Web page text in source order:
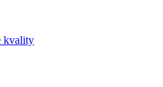
kvality